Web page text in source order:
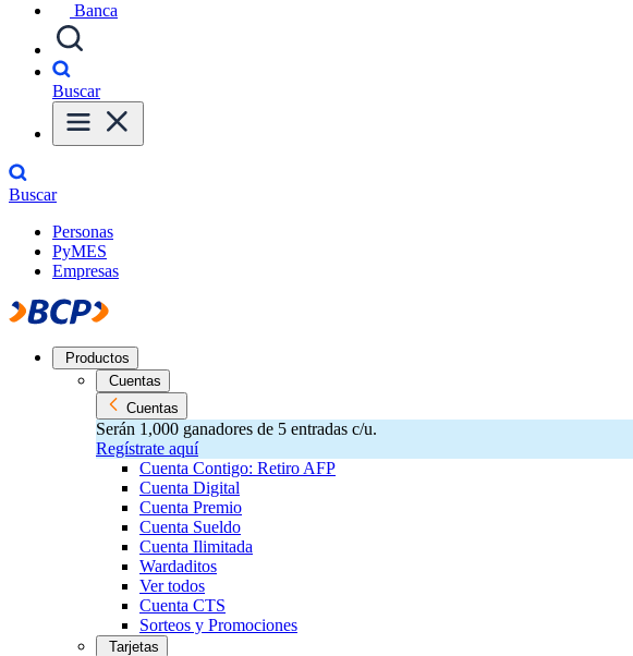
Banca
Buscar
Buscar
Personas
PyMES
Empresas
Productos
Cuentas
Cuentas
Serán 1,000 ganadores de 5 entradas c/u.
Regístrate aquí
Cuenta Contigo: Retiro AFP
Cuenta Digital
Cuenta Premio
Cuenta Sueldo
Cuenta Ilimitada
Wardaditos
Ver todos
Cuenta CTS
Sorteos y Promociones
Tarjetas